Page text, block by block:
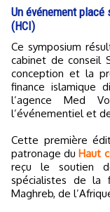
Un événement placé
(HCI)
Ce symposium résulte d’une organisation conjointe entre le
cabinet de conseil
conception et la
finance islamique
l’agence Med
l’événementiel et
Cette première
patronage duHaut
reçu le soutien
spécialistes de la
Maghreb, de